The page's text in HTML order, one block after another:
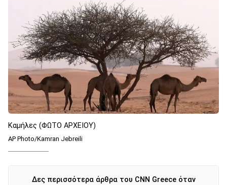
Καμήλες (ΦΩΤΟ ΑΡΧΕΙΟΥ)
AP Photo/Kamran Jebreili
Δες περισσότερα άρθρα του CNN Greece όταν